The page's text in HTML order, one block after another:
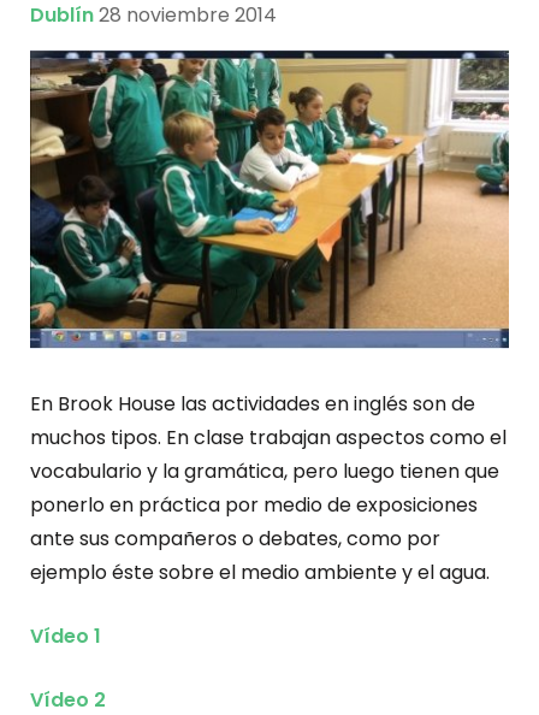
Dublín28 noviembre 2014
En Brook House las actividades en inglés son de
muchos tipos. En clase trabajan aspectos como el
vocabulario y la gramática, pero luego tienen que
ponerlo en práctica por medio de exposiciones
ante sus compañeros o debates, como por
ejemplo éste sobre el medio ambiente y el agua.
Vídeo 1
Vídeo 2